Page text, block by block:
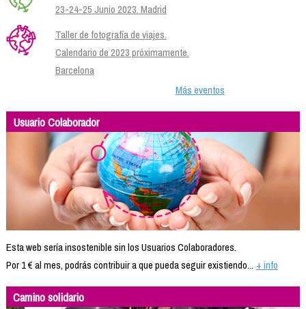
23-24-25 Junio 2023. Madrid
Taller de fotografía de viajes.
Calendario de 2023 próximamente.
Barcelona
Más eventos
Usuario Colaborador
Esta web sería insostenible sin los Usuarios Colaboradores.
Por 1 € al mes, podrás contribuir a que pueda seguir existiendo... + info
Camino solidario